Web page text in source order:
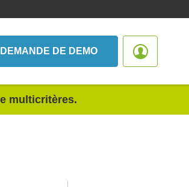
DEMANDE DE DEMO
multicritères.